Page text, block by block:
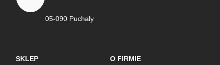
05-090 Puchały
SKLEP O FIRMIE